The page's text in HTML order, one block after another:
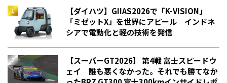
【ダイハツ】GIIAS2026で「K-VISION」
「ミゼットX」を世界にアピール インドネ
シアで電動化と軽の技術を発信
【スーパーGT2026】 第4戦 富士スピードウ
ェイ 誰も悪くなかった。それでも勝てなか